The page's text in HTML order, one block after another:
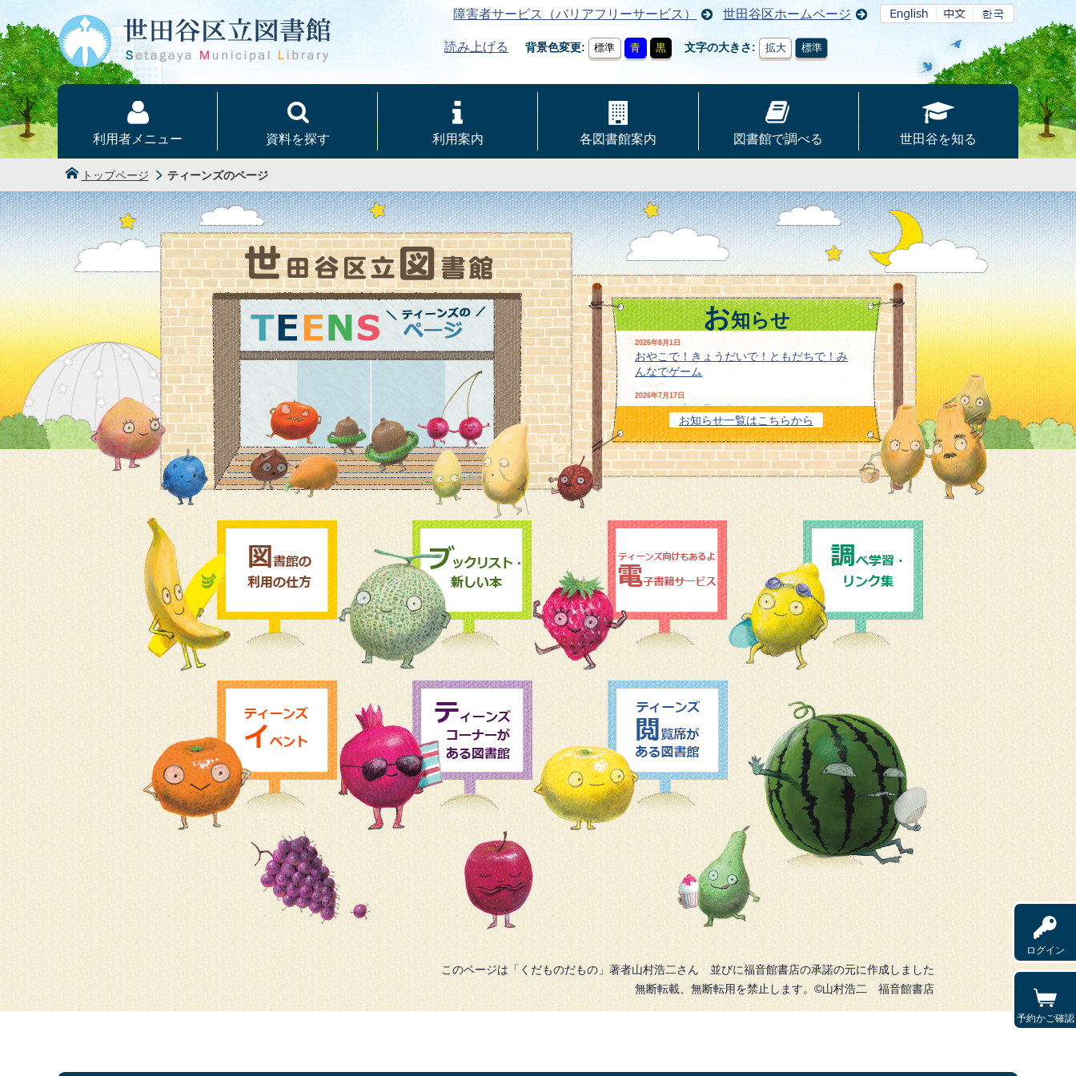
本文へ
障害者サービス（バリアフリーサービス） 世田谷区ホームページ
読み上げる 背景色変更 標準 青 黒 文字の大きさ 拡大 標準
ログイン
予約かご確認
利用者メニュー 資料を探す 利用案内 各図書館案内 図書館で調べる 世田谷を知る
トップページ ティーンズのページ
お知らせ
2026年8月1日
おやこで！きょうだいで！ともだちで！み
んなでゲーム
2026年7月17日
ミニミニ本を作ろう！-VIVITA BOOKS mini
in UMEGAOKA-お知らせ一覧はこちらから
このページは「くだものだもの」著者山村浩二さん 並びに福音館書店の承諾の元に作成しました
無断転載、無断転用を禁止します。©山村浩二 福音館書店